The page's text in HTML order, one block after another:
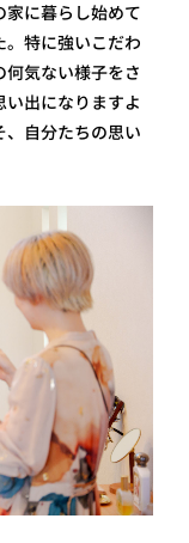
家に暮らし始めて
。特に強いこだわ
気ない様子をさ
出になりますよ
、自分たちの思い